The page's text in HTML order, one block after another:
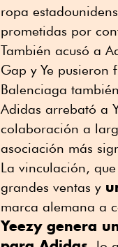
ropa
prometidas por
También acusó a
Gap y Ye pusieron
Balenciaga
Adidas arrebató a
colaboración a
asociación más
La vinculación,
grandes ventas y
marca alemana a
Yeezy genera